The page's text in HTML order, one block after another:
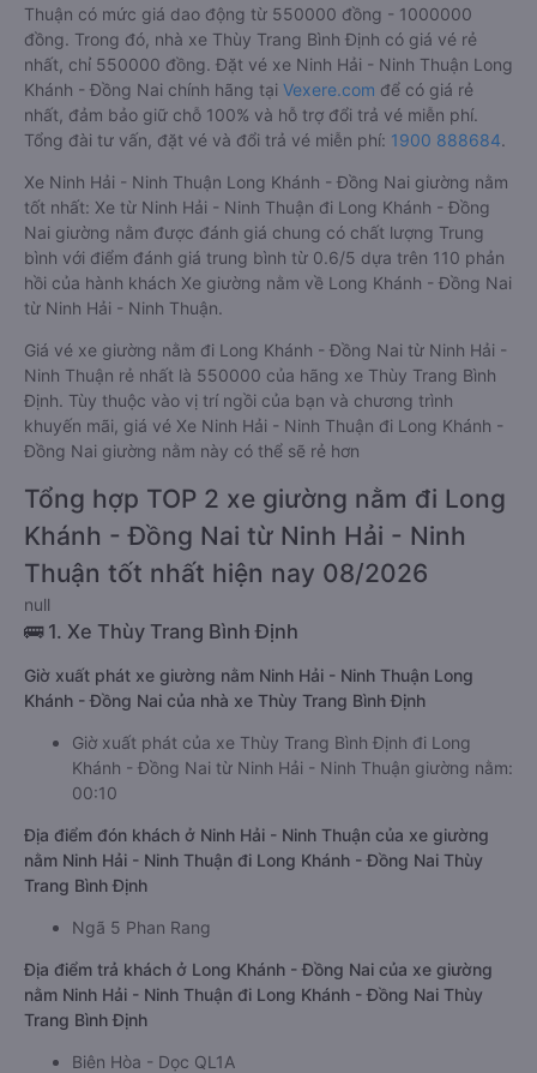
Thuận có mức giá dao động từ 550000 đồng - 1000000
đồng. Trong đó, nhà xe Thùy Trang Bình Định có giá vé rẻ
nhất, chỉ 550000 đồng. Đặt vé xe Ninh Hải - Ninh Thuận Long
Khánh - Đồng Nai chính hãng tại Vexere.com để có giá rẻ
nhất, đảm bảo giữ chỗ 100% và hỗ trợ đổi trả vé miễn phí.
Tổng đài tư vấn, đặt vé và đổi trả vé miễn phí: 1900 888684.
Xe Ninh Hải - Ninh Thuận Long Khánh - Đồng Nai giường nằm
tốt nhất: Xe từ Ninh Hải - Ninh Thuận đi Long Khánh - Đồng
Nai giường nằm được đánh giá chung có chất lượng Trung
bình với điểm đánh giá trung bình từ 0.6/5 dựa trên 110 phản
hồi của hành khách Xe giường nằm về Long Khánh - Đồng Nai
từ Ninh Hải - Ninh Thuận.
Giá vé xe giường nằm đi Long Khánh - Đồng Nai từ Ninh Hải -
Ninh Thuận rẻ nhất là 550000 của hãng xe Thùy Trang Bình
Định. Tùy thuộc vào vị trí ngồi của bạn và chương trình
khuyến mãi, giá vé Xe Ninh Hải - Ninh Thuận đi Long Khánh -
Đồng Nai giường nằm này có thể sẽ rẻ hơn
Tổng hợp TOP 2 xe giường nằm đi Long
Khánh - Đồng Nai từ Ninh Hải - Ninh
Thuận tốt nhất hiện nay 08/2026
null
🚌 1. Xe Thùy Trang Bình Định
Giờ xuất phát xe giường nằm Ninh Hải - Ninh Thuận Long
Khánh - Đồng Nai của nhà xe Thùy Trang Bình Định
Giờ xuất phát của xe Thùy Trang Bình Định đi Long
Khánh - Đồng Nai từ Ninh Hải - Ninh Thuận giường nằm:
00:10
Địa điểm đón khách ở Ninh Hải - Ninh Thuận của xe giường
nằm Ninh Hải - Ninh Thuận đi Long Khánh - Đồng Nai Thùy
Trang Bình Định
Ngã 5 Phan Rang
Địa điểm trả khách ở Long Khánh - Đồng Nai của xe giường
nằm Ninh Hải - Ninh Thuận đi Long Khánh - Đồng Nai Thùy
Trang Bình Định
Biên Hòa - Dọc QL1A